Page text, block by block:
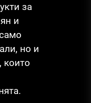
за
и
но и
които